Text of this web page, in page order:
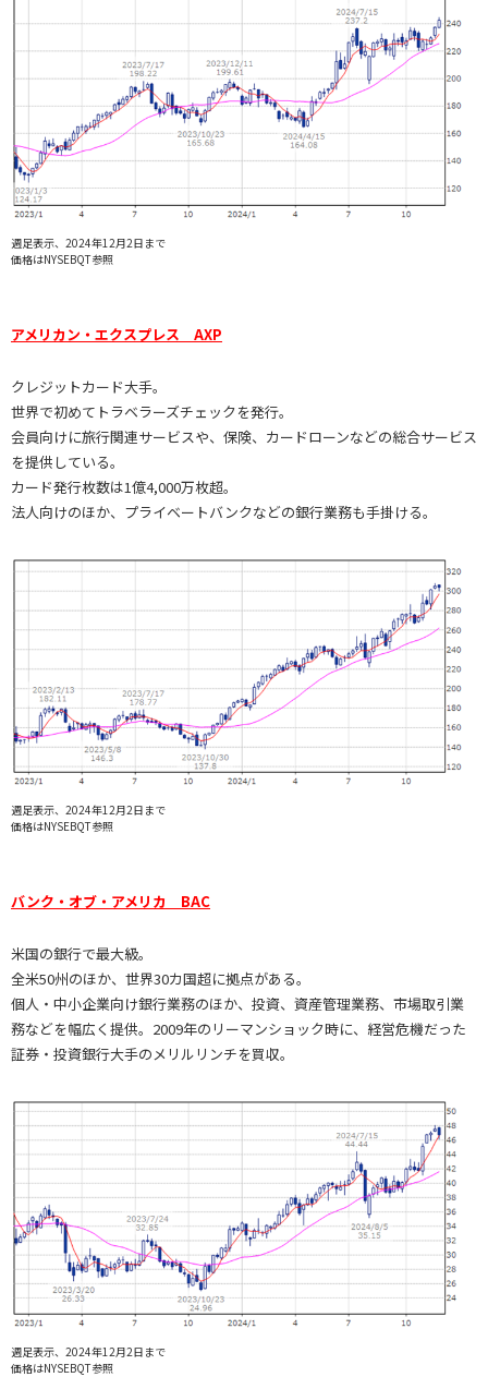
週足表示、2024年12月2日まで
価格はNYSEBQT参照
アメリカン・エクスプレス AXP
クレジットカード大手。
世界で初めてトラベラーズチェックを発行。
会員向けに旅行関連サービスや、保険、カードローンなどの総合サービス
を提供している。
カード発行枚数は1億4,000万枚超。
法人向けのほか、プライベートバンクなどの銀行業務も手掛ける。
週足表示、2024年12月2日まで
価格はNYSEBQT参照
バンク・オブ・アメリカ BAC
米国の銀行で最大級。
全米50州のほか、世界30カ国超に拠点がある。
個人・中小企業向け銀行業務のほか、投資、資産管理業務、市場取引業
務などを幅広く提供。2009年のリーマンショック時に、経営危機だった
証券・投資銀行大手のメリルリンチを買収。
週足表示、2024年12月2日まで
価格はNYSEBQT参照